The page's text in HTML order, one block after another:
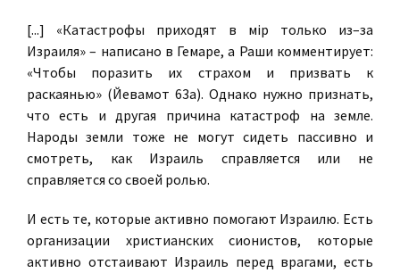
[...] «Катастрофы приходят в мiр только из–за
Израиля» – написано в Гемаре, а Раши комментирует:
«Чтобы поразить их страхом и призвать к
раскаянью» (Йевамот 63а). Однако нужно признать,
что есть и другая причина катастроф на земле.
Народы земли тоже не могут сидеть пассивно и
смотреть, как Израиль справляется или не
справляется со своей ролью.
И есть те, которые активно помогают Израилю. Есть
организации христианских сионистов, которые
активно отстаивают Израиль перед врагами, есть